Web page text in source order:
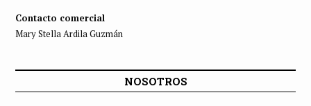
Contacto comercial
Mary Stella Ardila Guzmán
NOSOTROS